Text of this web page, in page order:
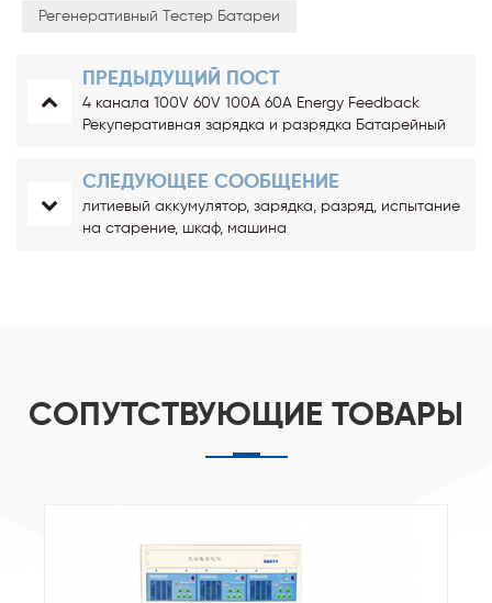
Регенеративный Тестер Батареи
ПРЕДЫДУЩИЙ ПОСТ
4 канала 100V 60V 100A 60A Energy Feedback
Рекуперативная зарядка и разрядка Батарейный
СЛЕДУЮЩЕЕ СООБЩЕНИЕ
литиевый аккумулятор, зарядка, разряд, испытание
на старение, шкаф, машина
СОПУТСТВУЮЩИЕ ТОВАРЫ